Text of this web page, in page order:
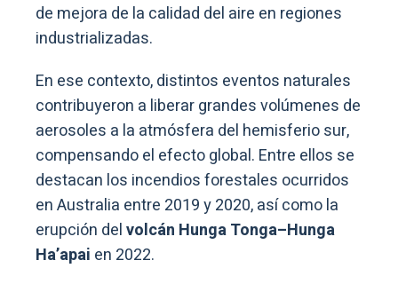
de mejora de la calidad del aire en regiones
industrializadas.
En ese contexto, distintos eventos naturales
contribuyeron a liberar grandes volúmenes de
aerosoles a la atmósfera del hemisferio sur,
compensando el efecto global. Entre ellos se
destacan los incendios forestales ocurridos
en Australia entre 2019 y 2020, así como la
erupción delvolcán Hunga Tonga–Hunga
Ha’apai en 2022.